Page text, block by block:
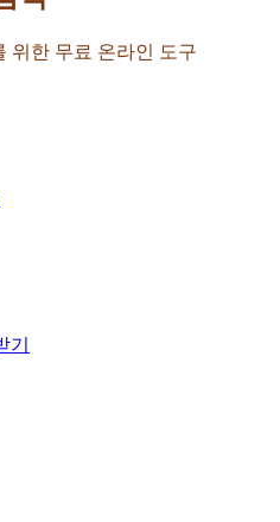
위한 무료 온라인 도구
기